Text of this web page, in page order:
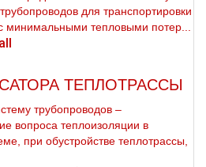
для транспортировки
минимальными тепловыми потер...
ТЕПЛОТРАССЫ
тpубопроводов –
вопроса теплоизоляции в
при обустройстве тeплoтpaссы,